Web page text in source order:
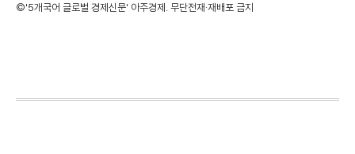
©'5개국어 글로벌 경제신문' 아주경제. 무단전재·재배포 금지